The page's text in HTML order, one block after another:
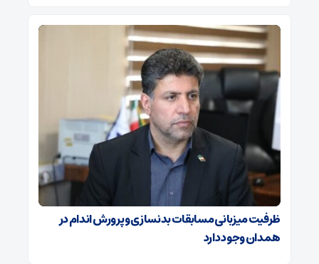
ظرفیت میزبانی مسابقات بدنسازی و پرورش اندام در
همدان وجود دارد